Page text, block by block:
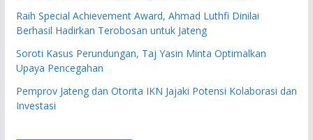
Raih Special Achievement Award, Ahmad Luthfi Dinilai
Berhasil Hadirkan Terobosan untuk Jateng
Soroti Kasus Perundungan, Taj Yasin Minta Optimalkan
Upaya Pencegahan
Pemprov Jateng dan Otorita IKN Jajaki Potensi Kolaborasi dan
Investasi